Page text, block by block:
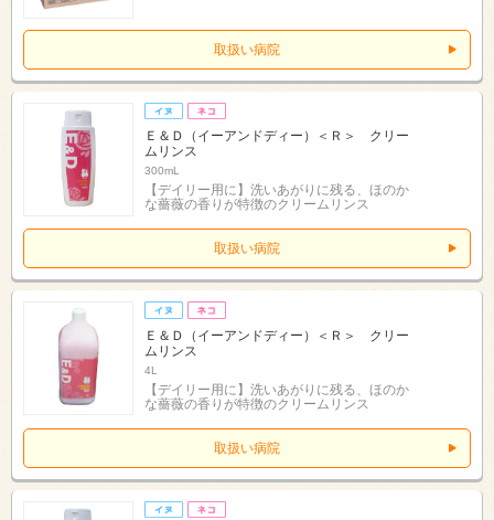
取扱い病院
Ｅ＆Ｄ（イーアンドディー）＜Ｒ＞ クリー
ムリンス
300mL
【デイリー用に】洗いあがりに残る、ほのか
な薔薇の香りが特徴のクリームリンス
取扱い病院
Ｅ＆Ｄ（イーアンドディー）＜Ｒ＞ クリー
ムリンス
4L
【デイリー用に】洗いあがりに残る、ほのか
な薔薇の香りが特徴のクリームリンス
取扱い病院